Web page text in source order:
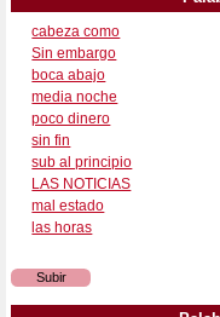
cabeza como
Sin embargo
boca abajo
media noche
poco dinero
sin fin
sub al principio
LAS NOTICIAS
mal estado
las horas
Subir